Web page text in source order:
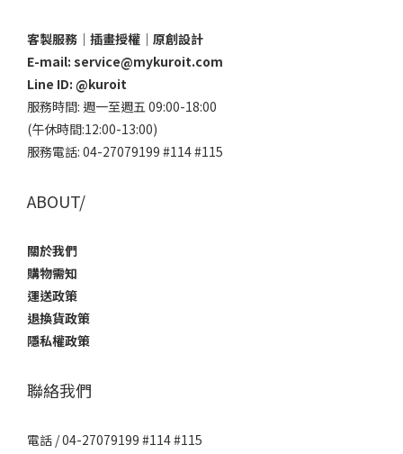
客製服務｜插畫授權｜原創設計
E-mail: service@mykuroit.com
Line ID: @kuroit
服務時間: 週一至週五 09:00-18:00
(午休時間:12:00-13:00)
服務電話: 04-27079199 #114 #115
ABOUT/
關於我們
購物需知
運送政策
退換貨政策
隱私權政策
聯絡我們
電話 / 04-27079199 #114 #115